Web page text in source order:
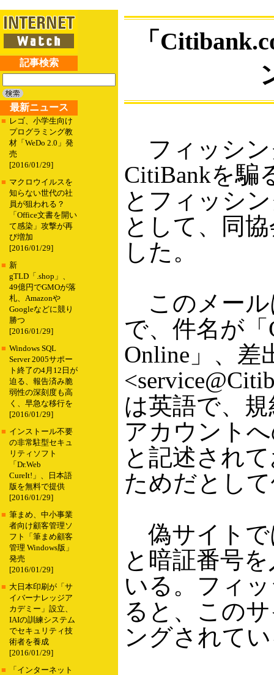
記事検索
最新ニュース
■ レゴ、小学生向け
プログラミング教
材「WeDo 2.0」発
売
[2016/01/29]
■ マクロウイルスを
知らない世代の社
員が狙われる？
「Office文書を開い
て感染」攻撃が再
び増加
[2016/01/29]
■ 新
gTLD「.shop」、
49億円でGMOが落
札、Amazonや
Googleなどに競り
勝つ
[2016/01/29]
■ Windows SQL
Server 2005サポー
ト終了の4月12日が
迫る、報告済み脆
弱性の深刻度も高
く、早急な移行を
[2016/01/29]
■ インストール不要
の非常駐型セキュ
リティソフト
「Dr.Web
CureIt!」、日本語
版を無料で提供
[2016/01/29]
■ 筆まめ、中小事業
者向け顧客管理ソ
フト「筆まめ顧客
管理 Windows版」
発売
[2016/01/29]
■ 大日本印刷が「サ
イバーナレッジア
カデミー」設立、
IAIの訓練システム
でセキュリティ技
術者を養成
[2016/01/29]
■
「インターネット
「
フィッシン
CitiBankを騙
とフィッシ
として、同
した。
このメール
で、件名が「
Online」、差
は英語で、
アカウント
と記述され
ためだとし
偽サイトで
と暗証番号
いる。フィ
ると、この
ングされて